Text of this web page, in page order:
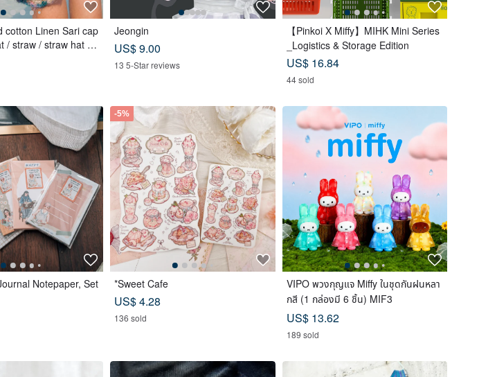
cotton Linen Sari cap
/ straw / straw hat -
Jeongin
US$ 9.00
13 5-Star reviews
【Pinkoi X Miffy】MIHK Mini Series
_Logistics & Storage Edition
US$ 16.84
44 sold
Notepaper, Set
-5%
*Sweet Cafe
US$ 4.28
136 sold
VIPO พวงกุญแจ Miffy ในชุดกันฝนหลา
กสี (1 กล่องมี 6 ชิ้น) MIF3
US$ 13.62
189 sold